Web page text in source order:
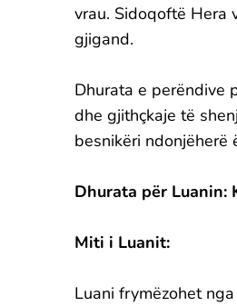
vrau. Sidoqoftë Hera
gjigand.
Dhurata e perëndive
dhe gjithçkaje të
besnikëri
Dhurata për Luanin:
Miti i Luanit:
Luani frymëzohet